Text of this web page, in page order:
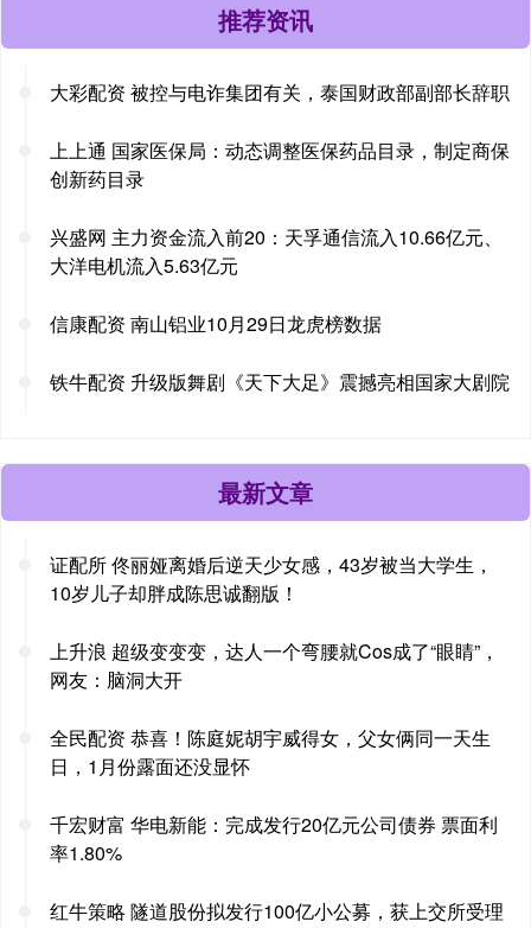
推荐资讯
大彩配资 被控与电诈集团有关，泰国财政部副部长辞职
上上通 国家医保局：动态调整医保药品目录，制定商保
创新药目录
兴盛网 主力资金流入前20：天孚通信流入10.66亿元、
大洋电机流入5.63亿元
信康配资 南山铝业10月29日龙虎榜数据
铁牛配资 升级版舞剧《天下大足》震撼亮相国家大剧院
最新文章
证配所 佟丽娅离婚后逆天少女感，43岁被当大学生，
10岁儿子却胖成陈思诚翻版！
上升浪 超级变变变，达人一个弯腰就Cos成了“眼睛”，
网友：脑洞大开
全民配资 恭喜！陈庭妮胡宇威得女，父女俩同一天生
日，1月份露面还没显怀
千宏财富 华电新能：完成发行20亿元公司债券 票面利
率1.80%
红牛策略 隧道股份拟发行100亿小公募，获上交所受理